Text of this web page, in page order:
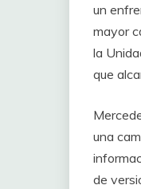
un
mayor
la
que
una
de